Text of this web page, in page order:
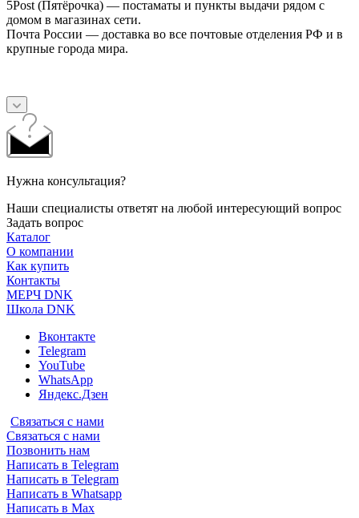
5Post (Пятёрочка) — постаматы и пункты выдачи рядом с
домом в магазинах сети.
Почта России — доставка во все почтовые отделения РФ и в
крупные города мира.
Нужна консультация?
Наши специалисты ответят на любой интересующий вопрос
Задать вопрос
Каталог
О компании
Как купить
Контакты
МЕРЧ DNK
Школа DNK
Вконтакте
Telegram
YouTube
WhatsApp
Яндекс.Дзен
Связаться с нами
Связаться с нами
Позвонить нам
Написать в Telegram
Написать в Telegram
Написать в Whatsapp
Написать в Max